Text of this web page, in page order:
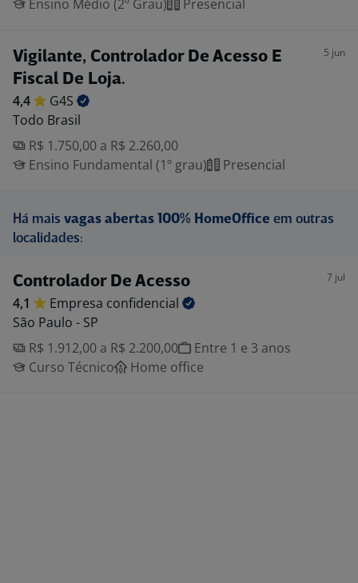
Ensino Médio (2º Grau)
Presencial
Vigilante, Controlador De Acesso E
Fiscal De Loja.
5 jun
4,4
G4S
Todo Brasil
R$ 1.750,00 a R$ 2.260,00
Ensino Fundamental (1º grau)
Presencial
Há mais vagas abertas 100% HomeOffice em outras
localidades:
Controlador De Acesso 7 jul
4,1 Empresa confidencial
São Paulo - SP
R$ 1.912,00 a R$ 2.200,00
Entre 1 e 3 anos
Curso Técnico
Home office